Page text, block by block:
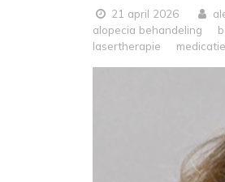
21 april 2026
alopecia behandeling
lasertherapie
medicatie